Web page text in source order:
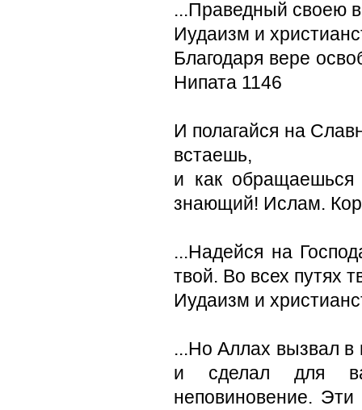
...Праведный своею
Иудаизм и
Благодаря вере
Нипата 1146
И полагайся на
встаешь,
и как
знающий! Ислам.
...Надейся на
твой. Во всех путях
Иудаизм и
...Но Аллах вызвал в
и сделал для
неповиновение.